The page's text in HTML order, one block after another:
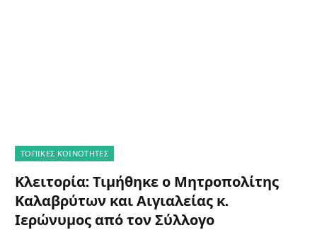
ΤΟΠΙΚΈΣ ΚΟΙΝΌΤΗΤΕΣ
Κλειτορία: Τιμήθηκε ο Μητροπολίτης
Καλαβρύτων και Αιγιαλείας κ.
Ιερώνυμος από τον Σύλλογο